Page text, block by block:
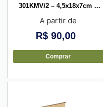
301KMV/2 – 4,5x18x7cm –
– 10 unid
A partir de
R$ 90,00
Comprar